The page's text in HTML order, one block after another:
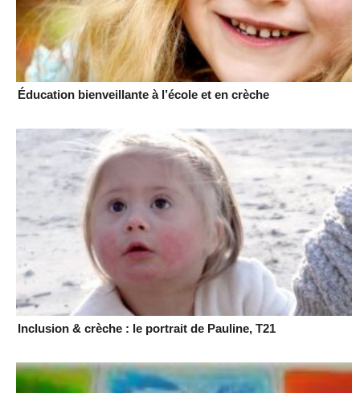
Éducation bienveillante à l’école et en crèche
Inclusion & crèche : le portrait de Pauline, T21